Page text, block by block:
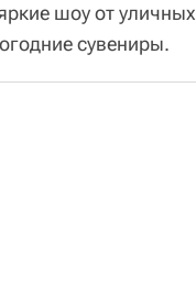
шоу от уличных
сувениры.